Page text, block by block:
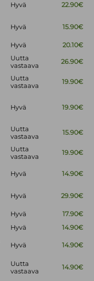
Hyvä 22.90€
Hyvä 15.90€
Hyvä 20.10€
Uutta
vastaava
26.90€
Uutta
vastaava
19.90€
Hyvä 19.90€
Uutta
vastaava
15.90€
Uutta
vastaava
19.90€
Hyvä 14.90€
Hyvä 29.90€
Hyvä
17.90€
Hyvä
14.90€
Hyvä 14.90€
Uutta
vastaava
14.90€